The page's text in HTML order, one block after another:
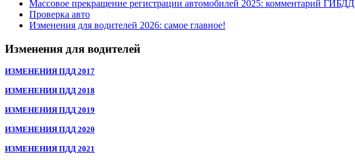
Массовое прекращение регистрации автомобилей 2025: комментарий ГИБДД
Проверка авто
Изменения для водителей 2026: самое главное!
Изменения для водителей
ИЗМЕНЕНИЯ ПДД 2017
ИЗМЕНЕНИЯ ПДД 2018
ИЗМЕНЕНИЯ ПДД 2019
ИЗМЕНЕНИЯ ПДД 2020
ИЗМЕНЕНИЯ ПДД 2021